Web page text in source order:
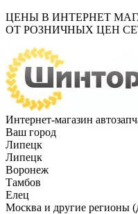
ЦЕНЫ В ИНТЕРНЕТ
ОТ РОЗНИЧНЫХ ЦЕН
Интернет-магазин
Ваш город
Липецк
Липецк
Воронеж
Тамбов
Елец
Москва и другие регионы